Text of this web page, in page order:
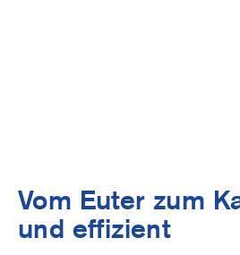
Vom Euter zum
und effizient